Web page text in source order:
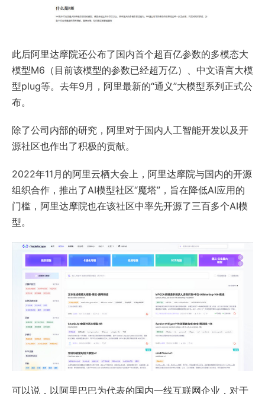
此后阿里达摩院还公布了国内首个超百亿参数的多模态大
模型M6（目前该模型的参数已经超万亿）、中文语言大模
型plug等。去年9月，阿里最新的“通义”大模型系列正式公
布。
除了公司内部的研究，阿里对于国内人工智能开发以及开
源社区也作出了积极的贡献。
2022年11月的阿里云栖大会上，阿里达摩院与国内的开源
组织合作，推出了AI模型社区“魔塔”，旨在降低AI应用的
门槛，阿里达摩院也在该社区中率先开源了三百多个AI模
型。
可以说，以阿里巴巴为代表的国内一线互联网企业，对于